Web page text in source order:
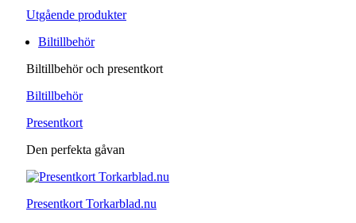
Utgående produkter
Biltillbehör
Biltillbehör och presentkort
Biltillbehör
Presentkort
Den perfekta gåvan
Presentkort Torkarblad.nu